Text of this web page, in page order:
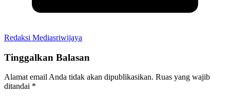
Redaksi Mediasriwijaya
Tinggalkan Balasan
Alamat email Anda tidak akan dipublikasikan. Ruas yang wajib
ditandai *